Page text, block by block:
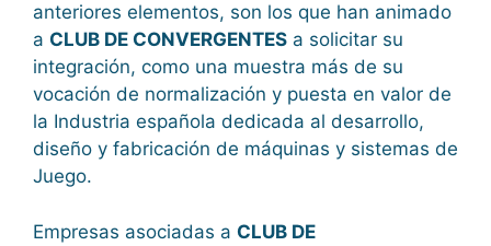
anteriores elementos, son los que han animado
a CLUB DE CONVERGENTES a solicitar su
integración, como una muestra más de su
vocación de normalización y puesta en valor de
la Industria española dedicada al desarrollo,
diseño y fabricación de máquinas y sistemas de
Juego.
Empresas asociadas a CLUB DE